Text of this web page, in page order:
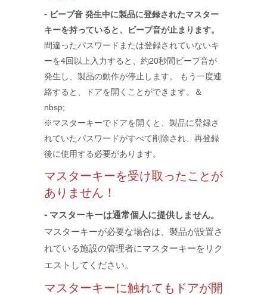
- ビープ音 発生中に製品に登録されたマスター
キーを持っていると、ビープ音が止まります。
間違ったパスワードまたは登録されていないキ
ーを4回以上入力すると、約20秒間ビープ音が
発生し、製品の動作が停止します。 もう一度連
絡すると、ドアを開くことができます。＆
nbsp;
※マスターキーでドアを開くと、製品に登録さ
れていたパスワードがすべて削除され、再登録
後に使用する必要があります。
マスターキーを受け取ったことが
ありません！
- マスターキーは通常個人に提供しません。
マスターキーが必要な場合は、製品が設置さ
れている施設の管理者にマスターキーをリク
エストしてください。
マスターキーに触れてもドアが開